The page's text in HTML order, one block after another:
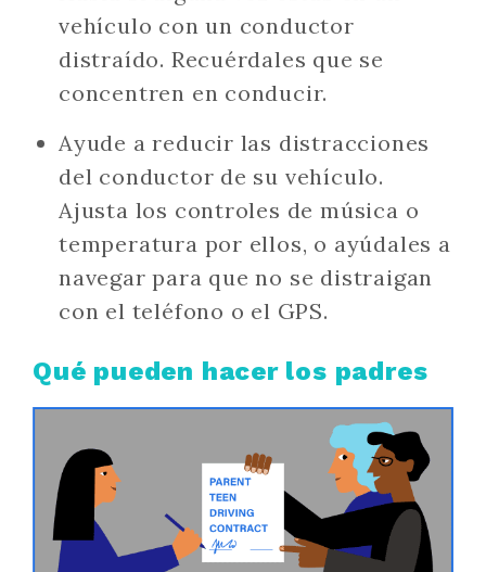
vehículo con un conductor
distraído. Recuérdales que se
concentren en conducir.
Ayude a reducir las distracciones
del conductor de su vehículo.
Ajusta los controles de música o
temperatura por ellos, o ayúdales a
navegar para que no se distraigan
con el teléfono o el GPS.
Qué pueden hacer los padres